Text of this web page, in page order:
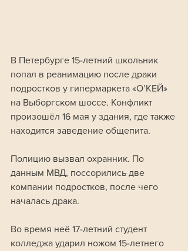
В Петербурге 15-летний школьник
попал в реанимацию после драки
подростков у гипермаркета «О’КЕЙ»
на Выборгском шоссе. Конфликт
произошёл 16 мая у здания, где также
находится заведение общепита.
Полицию вызвал охранник. По
данным МВД, поссорились две
компании подростков, после чего
началась драка.
Во время неё 17-летний студент
колледжа ударил ножом 15-летнего